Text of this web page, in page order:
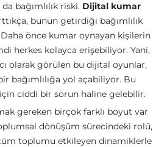
bağımlılık riski. Dijital kumar
bunun getirdiği bağımlılık
önce kumar oynayan kişilerin
herkes kolayca erişebiliyor. Yani,
olarak görülen bu dijital oyunlar,
bağımlılığa yol açabiliyor. Bu
ciddi bir sorun haline gelebilir.
gereken birçok farklı boyut var
dönüşüm sürecindeki rolü,
toplumu etkileyen dinamiklerle